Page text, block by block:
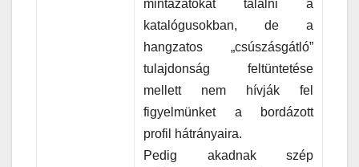
mintázatokat találni a
katalógusokban, de a
hangzatos „csúszásgátló”
tulajdonság feltüntetése
mellett nem hívják fel
figyelmünket a bordázott
profil hátrányaira.
Pedig akadnak szép